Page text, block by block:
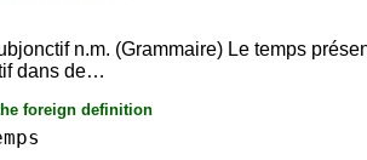
n.m. (Grammaire) Le temps
dans de…
foreign definition